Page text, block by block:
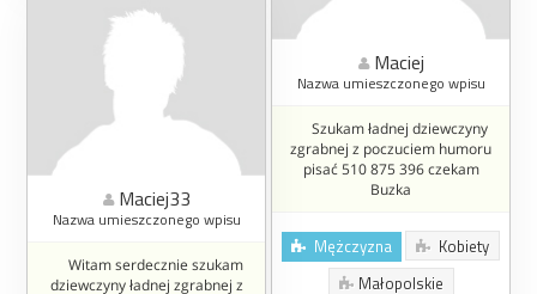
Maciej
Nazwa umieszczonego wpisu
Szukam ładnej dziewczyny
zgrabnej z poczuciem humoru
pisać 510 875 396 czekam
Buzka
Mężczyzna
Kobiety
Małopolskie
Maciej33
Nazwa umieszczonego wpisu
Witam serdecznie szukam
dziewczyny ładnej zgrabnej z